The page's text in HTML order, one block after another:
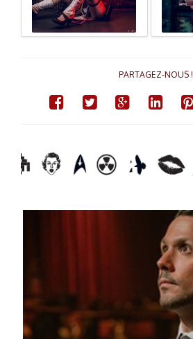
PARTAGEZ-NOUS !